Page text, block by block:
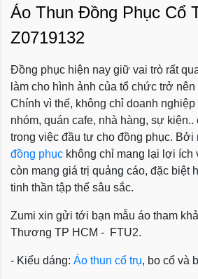
Áo Thun Đồng Phục Cổ
Z0719132
Đồng phục hiện nay giữ vai trò rất
làm cho hình ảnh của tổ chức trở
Chính vì thế, không chỉ doanh
nhóm, quán cafe, nhà hàng, sự kiện..
trong việc đầu tư cho đồng phục. Bởi
đồng phục không chỉ mang lại lợi ích
còn mang giá trị quảng cáo, đặc biệt
tinh thần tập thể sâu sắc.
Zumi xin gửi tới bạn mẫu áo tham
Thương TP HCM - FTU2.
- Kiểu dáng: Áo thun cổ trụ, bo cổ và